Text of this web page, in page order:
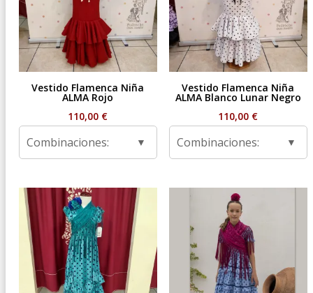
Vestido Flamenca Niña
ALMA Rojo
110,00 €
Combinaciones:
Vestido Flamenca Niña
ALMA Blanco Lunar Negro
110,00 €
Combinaciones: